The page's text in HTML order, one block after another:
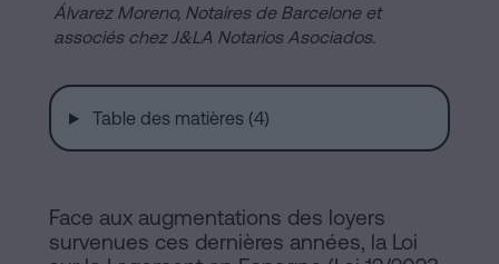
Notaire
en
Barcelone
de
fait
à
Álvarez Moreno, Notaires de Barcelone et
associés chez J&LA Notarios Asociados.
Table des matières (4)
Face aux augmentations des loyers
survenues ces dernières années, la Loi